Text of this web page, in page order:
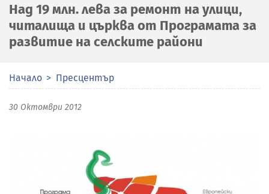
Над 19 млн. лева за ремонт на улици,
читалища и църква от Програмата за
развитие на селските райони
Начало Пресцентър
30 Октомври 2012